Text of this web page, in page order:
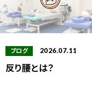
ブログ 2026.07.11
反り腰とは？